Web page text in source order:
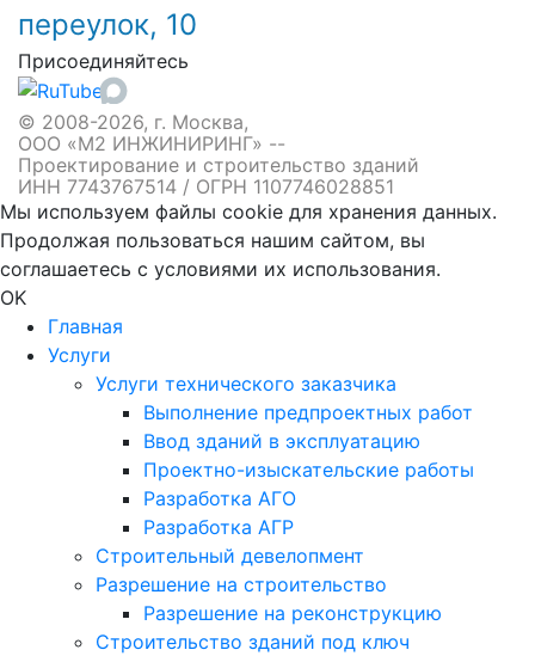
переулок, 10
Присоединяйтесь
© 2008-2026, г. Москва,
ООО «М2 ИНЖИНИРИНГ» --
Проектирование и строительство зданий
ИНН 7743767514 / ОГРН 1107746028851
Мы используем файлы cookie для хранения данных.
Продолжая пользоваться нашим сайтом, вы
соглашаетесь с условиями их использования.
OK
Главная
Услуги
Услуги технического заказчика
Выполнение предпроектных работ
Ввод зданий в эксплуатацию
Проектно-изыскательские работы
Разработка АГО
Разработка АГР
Строительный девелопмент
Разрешение на строительство
Разрешение на реконструкцию
Строительство зданий под ключ